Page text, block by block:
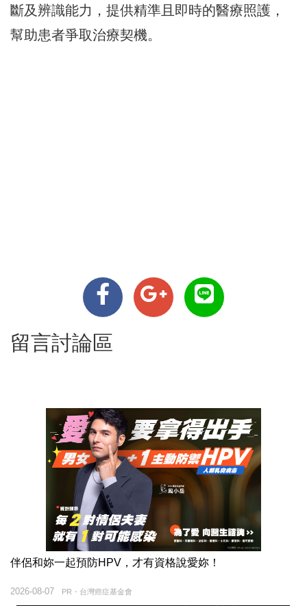
斷及辨識能力，提供精準且即時的醫療照護，
幫助患者爭取治療契機。
留言討論區
伴侶和妳一起預防HPV，才有資格說愛妳！
PR・台灣癌症基金會
2026-08-07